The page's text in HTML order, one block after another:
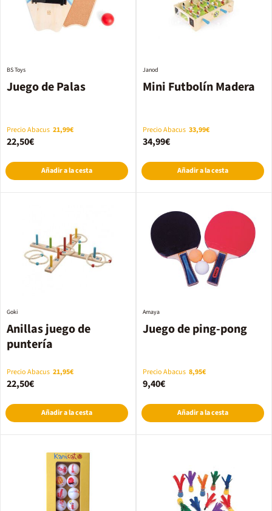
Juego de Palas
BS Toys
Precio Abacus 21,99€
22,50€
Añadir a la cesta
Mini Futbolín Madera
Janod
Precio Abacus 33,99€
34,99€
Añadir a la cesta
Anillas juego de
puntería
Goki
Precio Abacus 21,95€
22,50€
Añadir a la cesta
Juego de ping-pong
Amaya
Precio Abacus 8,95€
9,40€
Añadir a la cesta